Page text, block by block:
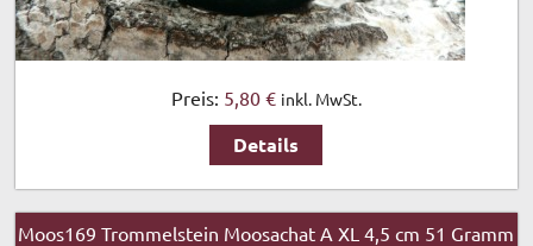
Preis: 5,80 € inkl. MwSt.
Details
Moos169 Trommelstein Moosachat A XL 4,5 cm 51 Gramm